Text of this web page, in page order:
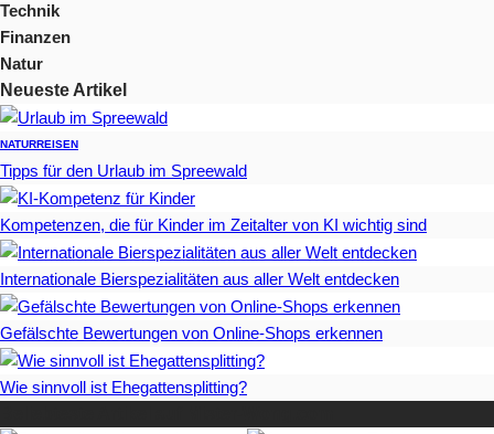
Technik
Finanzen
Natur
Neueste Artikel
NATURREISEN
Tipps für den Urlaub im Spreewald
Kompetenzen, die für Kinder im Zeitalter von KI wichtig sind
Internationale Bierspezialitäten aus aller Welt entdecken
Gefälschte Bewertungen von Online-Shops erkennen
Wie sinnvoll ist Ehegattensplitting?